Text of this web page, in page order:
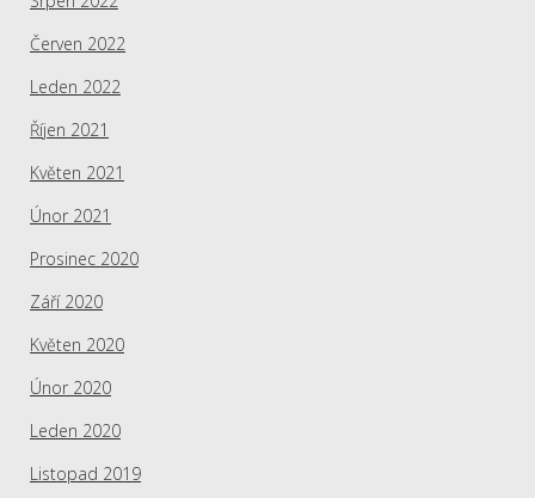
Červen 2022
Leden 2022
Říjen 2021
Květen 2021
Únor 2021
Prosinec 2020
Září 2020
Květen 2020
Únor 2020
Leden 2020
Listopad 2019